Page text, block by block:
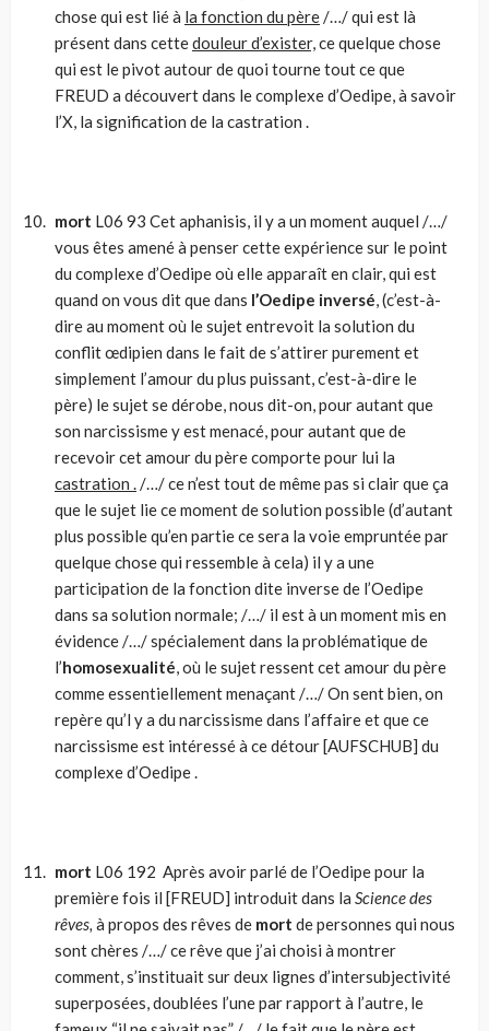
chose qui est lié à la fonction du père/…/ qui est là
présent dans cettedouleur d’exister,ce quelque chose
qui est le pivot autour de quoi tourne tout ce que
FREUD a découvert dans le complexe d’Oedipe, à savoir
l’X, la signification de la castration .
mort L06 93 Cet aphanisis, il y a un moment auquel /…/
vous êtes amené à penser cette expérience sur le point
du complexe d’Oedipe où elle apparaît en clair, qui est
quand on vous dit que dans l’Oedipe inversé, (c’est-à-
dire au moment où le sujet entrevoit la solution du
conflit œdipien dans le fait de s’attirer purement et
simplement l’amour du plus puissant, c’est-à-dire le
père) le sujet se dérobe, nous dit-on, pour autant que
son narcissisme y est menacé, pour autant que de
recevoir cet amour du père comporte pour lui la
castration ./…/ ce n’est tout de même pas si clair que ça
que le sujet lie ce moment de solution possible (d’autant
plus possible qu’en partie ce sera la voie empruntée par
quelque chose qui ressemble à cela) il y a une
participation de la fonction dite inverse de l’Oedipe
dans sa solution normale; /…/ il est à un moment mis en
évidence /…/ spécialement dans la problématique de
l’homosexualité, où le sujet ressent cet amour du père
comme essentiellement menaçant /…/ On sent bien, on
repère qu’l y a du narcissisme dans l’affaire et que ce
narcissisme est intéressé à ce détour [AUFSCHUB] du
complexe d’Oedipe .
mort L06 192 Après avoir parlé de l’Oedipe pour la
première fois il [FREUD] introduit dans la Science des
rêves, à propos des rêves de mort de personnes qui nous
sont chères /…/ ce rêve que j’ai choisi à montrer
comment, s’instituait sur deux lignes d’intersubjectivité
superposées, doublées l’une par rapport à l’autre, le